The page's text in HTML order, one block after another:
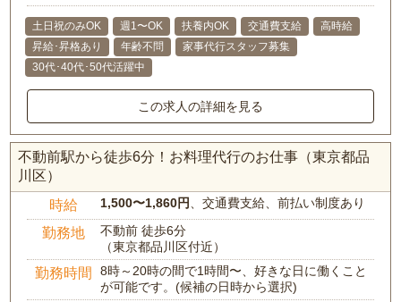
土日祝のみOK 週1〜OK 扶養内OK 交通費支給
高時給
昇給･昇格あり
年齢不問
家事代行スタッフ募集
30代･40代･50代活躍中
この求人の詳細を見る
不動前駅から徒歩6分！お料理代行のお仕事（東京都品
川区）
時給 1,500〜1,860円 、交通費支給、前払い制度あり
勤務地
不動前 徒歩6分
（東京都品川区付近）
勤務時間
8時～20時の間で1時間〜、好きな日に働くこと
が可能です。(候補の日時から選択)